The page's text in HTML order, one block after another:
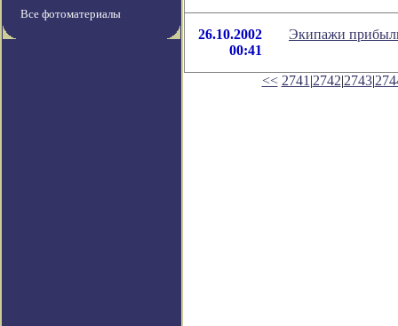
Все фотоматериалы
26.10.2002
00:41
Экипажи
<< 2741 |2742|2743|